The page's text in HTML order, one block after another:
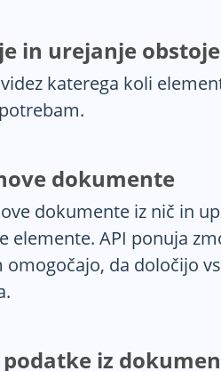
in urejanje
katerega koli
dokumente
dokumente iz nič in
elemente. API ponuja
omogočajo, da določijo
iz